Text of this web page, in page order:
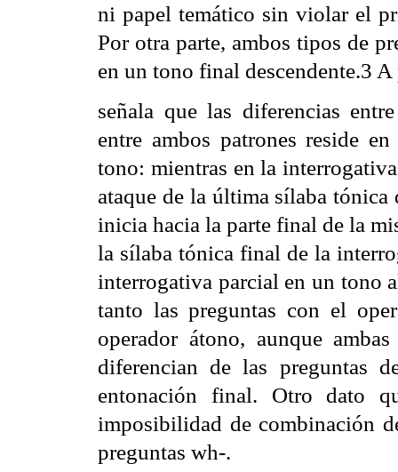
ni papel temático sin violar el
Por otra parte, ambos tipos de
en un tono final descendente.3
señala que las diferencias
entre ambos patrones reside
tono: mientras en la
ataque de la última sílaba
inicia hacia la parte final de la
la sílaba tónica final de la
interrogativa parcial en un tono
tanto las preguntas con el
operador átono, aunque
diferencian de las preguntas
entonación final. Otro dato
imposibilidad de combinación
preguntas wh-.